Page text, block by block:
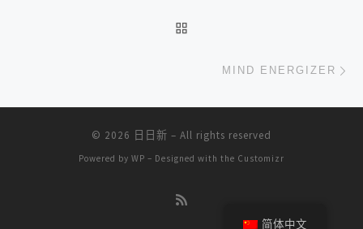
MIND ENERGIZER
© 2026 日日新 – All rights reserved
Powered by WP – Designed with the Customizr
简体中文